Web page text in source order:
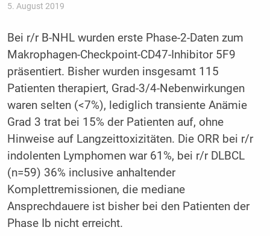
5. August 2019
Bei r/r B-NHL wurden erste Phase-2-Daten zum
Makrophagen-Checkpoint-CD47-Inhibitor 5F9
präsentiert. Bisher wurden insgesamt 115
Patienten therapiert, Grad-3/4-Nebenwirkungen
waren selten (<7%), lediglich transiente Anämie
Grad 3 trat bei 15% der Patienten auf, ohne
Hinweise auf Langzeittoxizitäten. Die ORR bei r/r
indolenten Lymphomen war 61%, bei r/r DLBCL
(n=59) 36% inclusive anhaltender
Komplettremissionen, die mediane
Ansprechdauere ist bisher bei den Patienten der
Phase Ib nicht erreicht.